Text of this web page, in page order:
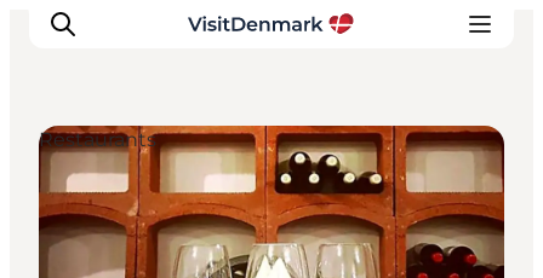
Inspiration
Resmål
Restaurants